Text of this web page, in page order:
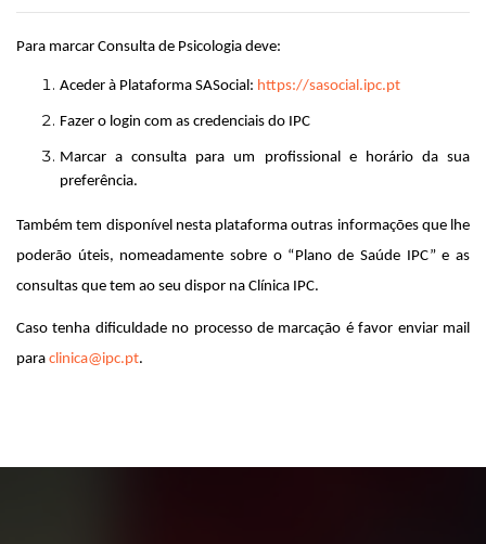
Para marcar Consulta de Psicologia deve:
Aceder à Plataforma SASocial: https://sasocial.ipc.pt
Fazer o login com as credenciais do IPC
Marcar a consulta para um profissional e horário da sua
preferência.
Também tem disponível nesta plataforma outras informações que lhe
poderão úteis, nomeadamente sobre o “Plano de Saúde IPC” e as
consultas que tem ao seu dispor na Clínica IPC.
Caso tenha dificuldade no processo de marcação é favor enviar mail
para clinica@ipc.pt.